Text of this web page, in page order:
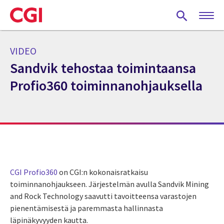
Skip
to
main
VIDEO
Sandvik tehostaa toimintaansa
Profio360 toiminnanohjauksella
CGI Profio360 on CGI:n kokonaisratkaisu
toiminnanohjaukseen. Järjestelmän avulla Sandvik Mining
and Rock Technology saavutti tavoitteensa varastojen
pienentämisestä ja paremmasta hallinnasta
läpinäkyvyyden kautta.